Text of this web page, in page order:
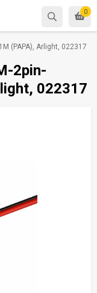
0
(PAPA), Arlight, 022317
2pin-
022317